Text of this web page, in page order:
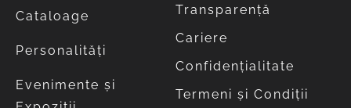
Cataloage
Personalități
Evenimente și
Transparență
Cariere
Confidențialitate
Termeni și Condiții